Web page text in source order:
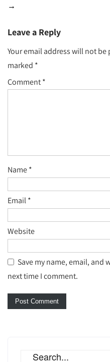
→
Leave a Reply
Your email address will not be
marked *
Comment*
Name*
Email*
Website
Save my name, email, and
next time I comment.